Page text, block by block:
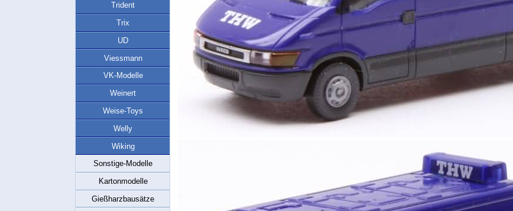
Trident
Trix
UD
Viessmann
VK-Modelle
Weinert
Weise-Toys
Welly
Wiking
Sonstige-Modelle
Kartonmodelle
Gießharzbausätze